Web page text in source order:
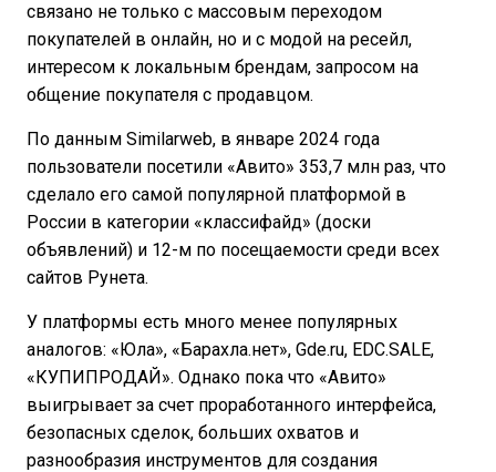
связано не только с массовым переходом
покупателей в онлайн, но и с модой на ресейл,
интересом к локальным брендам, запросом на
общение покупателя с продавцом.
По данным Similarweb, в январе 2024 года
пользователи посетили «Авито» 353,7 млн раз, что
сделало его самой популярной платформой в
России в категории «классифайд» (доски
объявлений) и 12-м по посещаемости среди всех
сайтов Рунета.
У платформы есть много менее популярных
аналогов: «Юла», «Барахла.нет», Gde.ru, EDC.SALE,
«КУПИПРОДАЙ». Однако пока что «Авито»
выигрывает за счет проработанного интерфейса,
безопасных сделок, больших охватов и
разнообразия инструментов для создания